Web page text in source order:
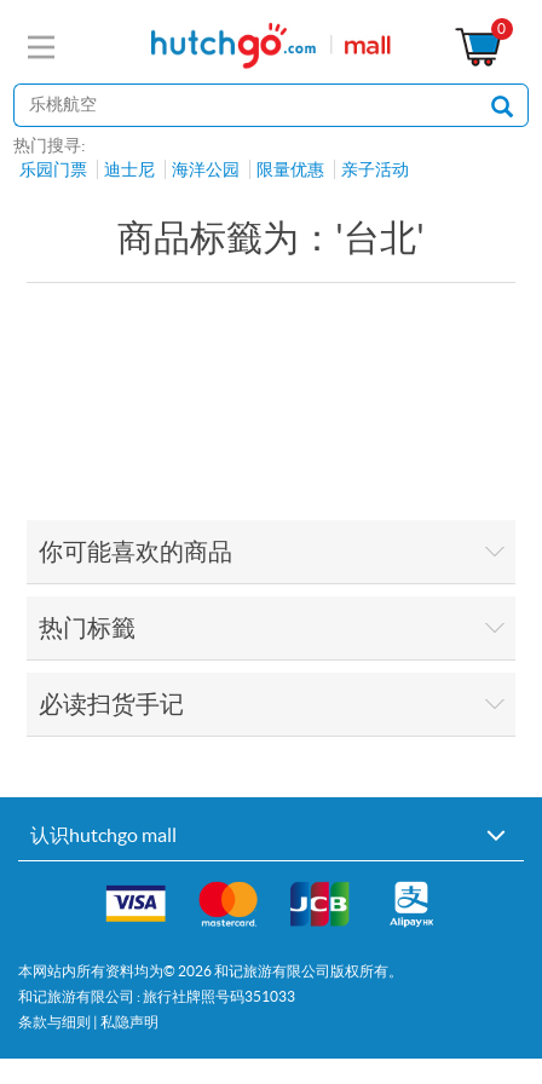
0
热门搜寻:
乐园门票
迪士尼 海洋公园 限量优惠 亲子活动
商品标籤为：'台北'
你可能喜欢的商品
热门标籤
必读扫货手记
认识hutchgo mall
本网站内所有资料均为© 2026和记旅游有限公司版权所有。
和记旅游有限公司 : 旅行社牌照号码351033
条款与细则 | 私隐声明